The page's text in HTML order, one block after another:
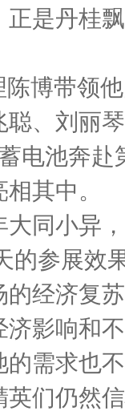
是丹桂
带领他
聪、刘丽
电池奔
相其中
同小异
的参展效
经济复
影响和
需求也
英们仍然